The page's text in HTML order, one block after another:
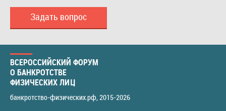
Задать вопрос
ВСЕРОССИЙСКИЙ ФОРУМ
О БАНКРОТСТВЕ
ФИЗИЧЕСКИХ ЛИЦ
банкротство-физических.рф , 2015-2026